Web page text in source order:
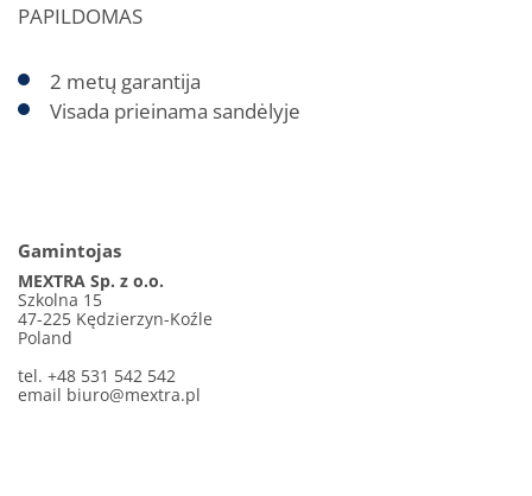
PAPILDOMAS
2 metų garantija
Visada prieinama sandėlyje
Gamintojas
MEXTRA Sp. z o.o.
Szkolna 15
47-225 Kędzierzyn-Koźle
Poland
tel. +48 531 542 542
email biuro@mextra.pl